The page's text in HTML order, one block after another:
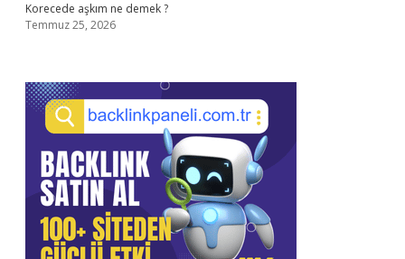
Korecede aşkım ne demek ?
Temmuz 25, 2026